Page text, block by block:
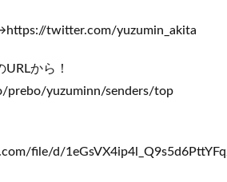
twitter.com/yuzumin_akita
から！
yuzuminn/senders/top
file/d/